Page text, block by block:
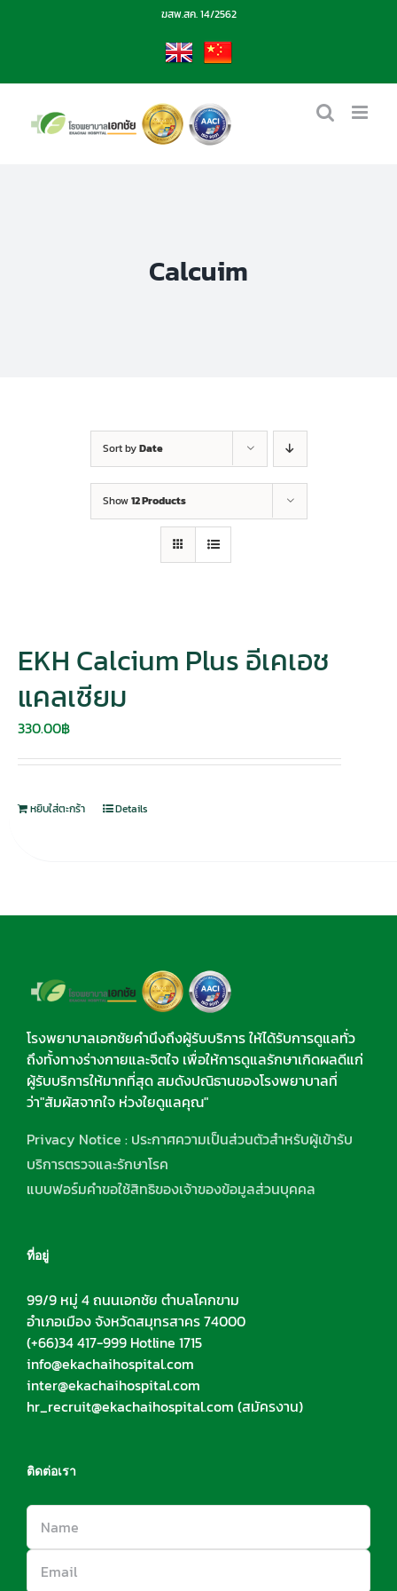
ฆสพ.สค. 14/2562
EN CN
Calcuim
Sort byDate
Show12 Products
EKH Calcium Plus อีเคเอช
แคลเซียม
330.00฿
หยิบใส่ตะกร้า Details
โรงพยาบาลเอกชัยคำนึงถึงผู้รับบริการ ให้ได้รับการดูแลทั่ว
ถึงทั้งทางร่างกายและจิตใจ เพื่อให้การดูแลรักษาเกิดผลดีแก่
ผู้รับบริการให้มากที่สุด สมดังปณิธานของโรงพยาบาลที่
ว่า"สัมผัสจากใจ ห่วงใยดูแลคุณ"
Privacy Notice : ประกาศความเป็นส่วนตัวสำหรับผู้เข้ารับ
บริการตรวจและรักษาโรค
แบบฟอร์มคำขอใช้สิทธิของเจ้าของข้อมูลส่วนบุคคล
ที่อยู่
99/9 หมู่ 4 ถนนเอกชัย ตำบลโคกขาม
อำเภอเมือง จังหวัดสมุทรสาคร 74000
(+66)34 417-999 Hotline 1715
info@ekachaihospital.com
inter@ekachaihospital.com
hr_recruit@ekachaihospital.com (สมัครงาน)
ติดต่อเรา